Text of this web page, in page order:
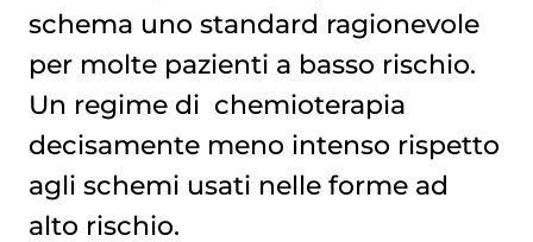
schema uno standard ragionevole
per molte pazienti a basso rischio.
Un regime di chemioterapia
decisamente meno intenso rispetto
agli schemi usati nelle forme ad
alto rischio.